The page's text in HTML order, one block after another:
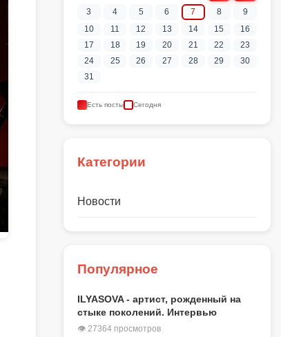
3
4 5 6 7 8
9
10
11 12 13 14 15
16
17
18 19 20 21 22
23
24
25 26 27 28 29
30
31
Есть посты Сегодня
Категории
Новости
Популярное
ILYASOVA - артист, рожденный на
стыке поколений. Интервью
👁 27364 просмотров